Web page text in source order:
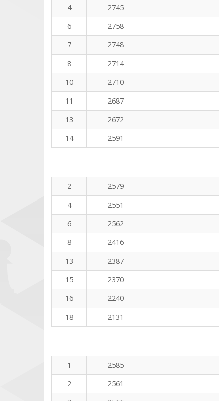
4
2745
6
2758
7
2748
8
2714
10
2710
11
2687
13
2672
14
2591
2
2579
4
2551
6
2562
8
2416
13
2387
15
2370
16
2240
18
2131
1
2585
2
2561